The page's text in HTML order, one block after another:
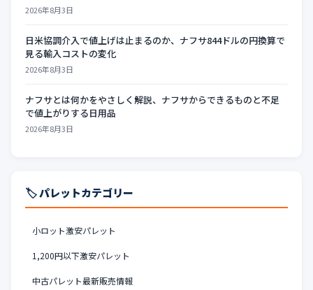
2026年8月3日
日米協調介入で値上げは止まるのか、ナフサ844ドルの円換算で
見る輸入コストの変化
2026年8月3日
ナフサとは何かをやさしく解説、ナフサからできるものと不足
で値上がりする日用品
2026年8月3日
🏷️ パレットカテゴリー
小ロット激安パレット
1,200円以下激安パレット
中古パレット最新販売情報